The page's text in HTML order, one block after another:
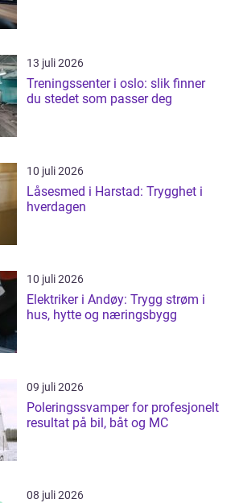
13 juli 2026
Treningssenter i oslo: slik finner
du stedet som passer deg
10 juli 2026
Låsesmed i Harstad: Trygghet i
hverdagen
10 juli 2026
Elektriker i Andøy: Trygg strøm i
hus, hytte og næringsbygg
09 juli 2026
Poleringssvamper for profesjonelt
resultat på bil, båt og MC
08 juli 2026